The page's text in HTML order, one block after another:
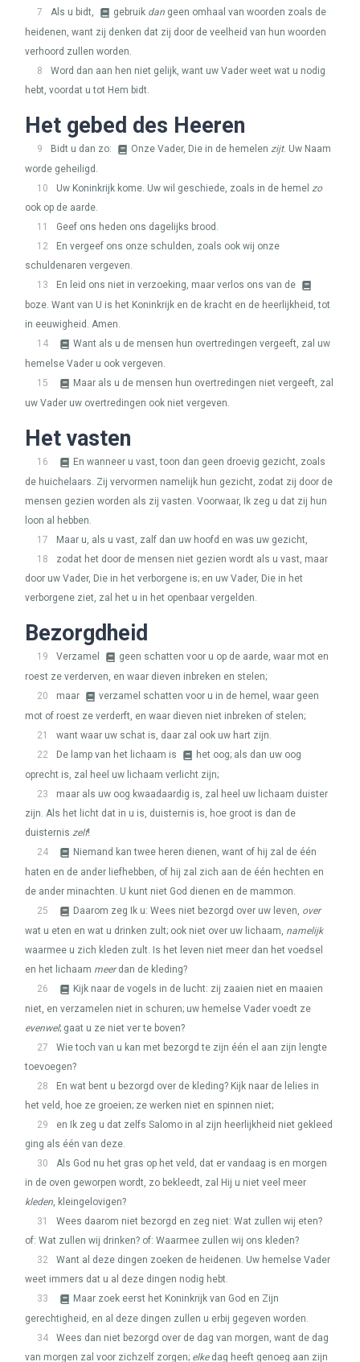
7
Als u bidt, gebruik dan geen omhaal van woorden zoals de
heidenen, want zij denken dat zij door de veelheid van hun woorden
verhoord zullen worden.
8
Word dan aan hen niet gelijk, want uw Vader weet wat u nodig
hebt, voordat u tot Hem bidt.
Het gebed des Heeren
9 Bidt u dan zo: Onze Vader, Die in de hemelen zijt. Uw Naam
worde geheiligd.
10
Uw Koninkrijk kome. Uw wil geschiede, zoals in de hemel zo
ook op de aarde.
11
Geef ons heden ons dagelijks brood.
12
En vergeef ons onze schulden, zoals ook wij onze
schuldenaren vergeven.
13
En leid ons niet in verzoeking, maar verlos ons van de
boze. Want van U is het Koninkrijk en de kracht en de heerlijkheid, tot
in eeuwigheid. Amen.
14
Want als u de mensen hun overtredingen vergeeft, zal uw
hemelse Vader u ook vergeven.
15
Maar als u de mensen hun overtredingen niet vergeeft, zal
uw Vader uw overtredingen ook niet vergeven.
Het vasten
16
En wanneer u vast, toon dan geen droevig gezicht, zoals
de huichelaars. Zij vervormen namelijk hun gezicht, zodat zij door de
mensen gezien worden als zij vasten. Voorwaar, Ik zeg u dat zij hun
loon al hebben.
17
Maar u, als u vast, zalf dan uw hoofd en was uw gezicht,
18
zodat het door de mensen niet gezien wordt als u vast, maar
door uw Vader, Die in het verborgene is; en uw Vader, Die in het
verborgene ziet, zal het u in het openbaar vergelden.
Bezorgdheid
19 Verzamel
geen schatten voor u op de aarde, waar mot en
roest ze verderven, en waar dieven inbreken en stelen;
20
maar
verzamel schatten voor u in de hemel, waar geen
mot of roest ze verderft, en waar dieven niet inbreken of stelen;
21
want waar uw schat is, daar zal ook uw hart zijn.
22
De lamp van het lichaam is
het oog; als dan uw oog
oprecht is, zal heel uw lichaam verlicht zijn;
23
maar als uw oog kwaadaardig is, zal heel uw lichaam duister
zijn. Als het licht dat in u is, duisternis is, hoe groot is dan de
duisternis zelf!
24
Niemand kan twee heren dienen, want of hij zal de één
haten en de ander liefhebben, of hij zal zich aan de één hechten en
de ander minachten. U kunt niet God dienen en de mammon.
25
Daarom zeg Ik u: Wees niet bezorgd over uw leven, over
wat u eten en wat u drinken zult; ook niet over uw lichaam, namelijk
waarmee u zich kleden zult. Is het leven niet meer dan het voedsel
en het lichaam meerdan de kleding?
26
Kijk naar de vogels in de lucht: zij zaaien niet en maaien
niet, en verzamelen niet in schuren; uw hemelse Vader voedt ze
evenwel; gaat u ze niet ver te boven?
27
Wie toch van u kan met bezorgd te zijn één el aan zijn lengte
toevoegen?
28
En wat bent u bezorgd over de kleding? Kijk naar de lelies in
het veld, hoe ze groeien; ze werken niet en spinnen niet;
29
en Ik zeg u dat zelfs Salomo in al zijn heerlijkheid niet gekleed
ging als één van deze.
30
Als God nu het gras op het veld, dat er vandaag is en morgen
in de oven geworpen wordt, zo bekleedt, zal Hij u niet veel meer
kleden, kleingelovigen?
31
Wees daarom niet bezorgd en zeg niet: Wat zullen wij eten?
of: Wat zullen wij drinken? of: Waarmee zullen wij ons kleden?
32
Want al deze dingen zoeken de heidenen. Uw hemelse Vader
weet immers dat u al deze dingen nodig hebt.
33
Maar zoek eerst het Koninkrijk van God en Zijn
gerechtigheid, en al deze dingen zullen u erbij gegeven worden.
34
Wees dan niet bezorgd over de dag van morgen, want de dag
van morgen zal voor zichzelf zorgen; elkedag heeft genoeg aan zijn